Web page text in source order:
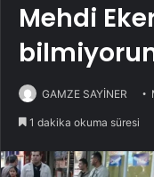
Mehdi
GAMZE SAYİNER
1 dakika okuma süresi